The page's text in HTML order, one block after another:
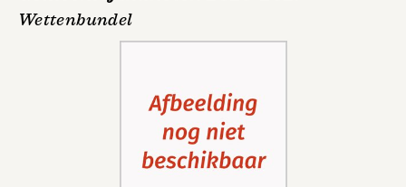
onderstaande editie.
Wettenbundel